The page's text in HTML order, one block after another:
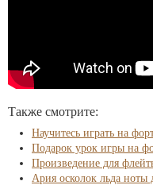
Также смотрите:
Научитесь играть на
Подарок урок игры на
Произведение для
Ария осколок льда ноты